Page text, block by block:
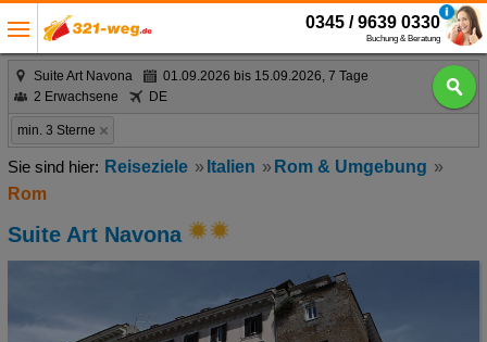
0345 / 9639 0330
Buchung & Beratung
Suite Art Navona
01.09.2026 bis 15.09.2026, 7 Tage
2 Erwachsene
DE
min. 3 Sterne
Reiseziele Italien
Rom & Umgebung
Rom
Suite Art Navona